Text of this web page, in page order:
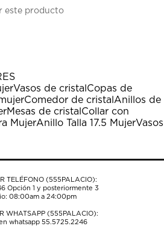
este producto
Vasos de cristal Copas de
Comedor de cristal Anillos de
Mesas de cristal Collar con
MujerAnillo Talla 17.5 MujerVasos
TELÉFONO (555PALACIO):
Opción 1 y posteriormente 3
08:00am a 24:00pm
WHATSAPP (555PALACIO):
whatsapp 55.5725.2246